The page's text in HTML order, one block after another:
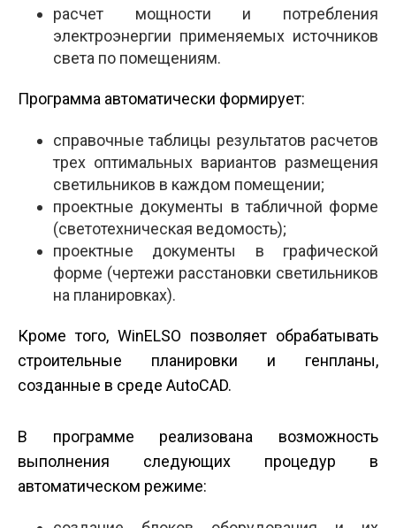
расчет мощности и потребления
электроэнергии применяемых источников
света по помещениям.
Программа автоматически формирует:
справочные таблицы результатов расчетов
трех оптимальных вариантов размещения
светильников в каждом помещении;
проектные документы в табличной форме
(светотехническая ведомость);
проектные документы в графической
форме (чертежи расстановки светильников
на планировках).
Кроме того, WinELSO позволяет обрабатывать
строительные планировки и генпланы,
созданные в среде AutoCAD.
В программе реализована возможность
выполнения следующих процедур в
автоматическом режиме: